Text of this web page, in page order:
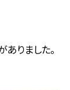
ありました。